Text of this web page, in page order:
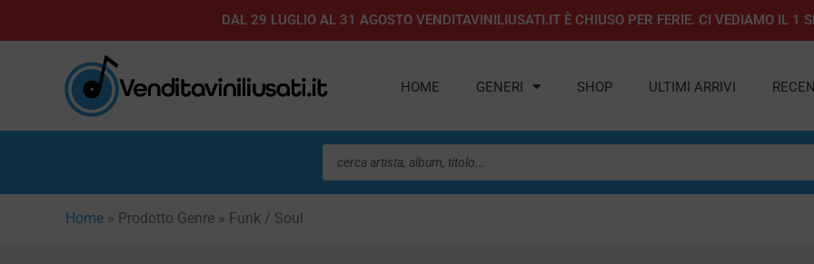
al
DAL 29 LUGLIO AL 31 AGOSTO VENDITAVINILIUSATI.IT È CHIUSO PER FERIE. CI VEDIAMO IL 1
HOME GENERI SHOP ULTIMI ARRIVI
Ricerca
prodotti
Home » Prodotto Genre » Funk / Soul